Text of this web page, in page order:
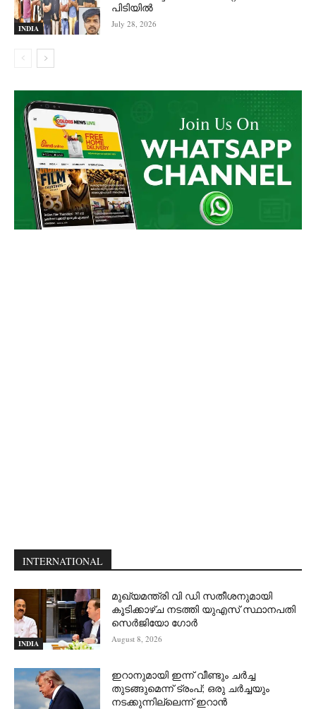
INDIA
പിടിയില്‍
July 28, 2026
INTERNATIONAL
INDIA
മുഖ്യമന്ത്രി വി ഡി സതീശനുമായി
കൂടിക്കാഴ്ച നടത്തി യുഎസ് സ്ഥാനപതി
സെര്‍ജിയോ ഗോര്‍
August 8, 2026
ഇറാനുമായി ഇന്ന് വീണ്ടും ചര്‍ച്ച
തുടങ്ങുമെന്ന് ട്രംപ്; ഒരു ചര്‍ച്ചയും
നടക്കുന്നില്ലെന്ന് ഇറാന്‍